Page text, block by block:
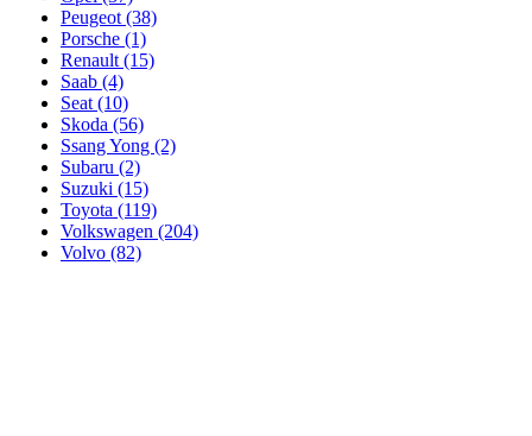
Peugeot (38)
Porsche (1)
Renault (15)
Saab (4)
Seat (10)
Skoda (56)
Ssang Yong (2)
Subaru (2)
Suzuki (15)
Toyota (119)
Volkswagen (204)
Volvo (82)